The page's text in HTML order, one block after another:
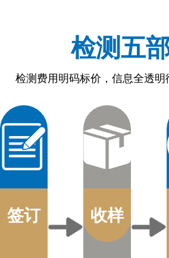
检测五
检测费用明码标价，信息全透
签订 收样